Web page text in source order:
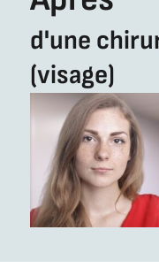
d'une
(visage)